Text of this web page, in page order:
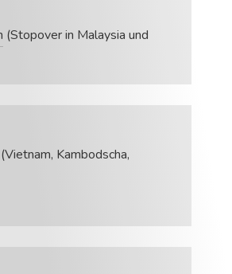
(Stopover in Malaysia und
(Vietnam, Kambodscha,